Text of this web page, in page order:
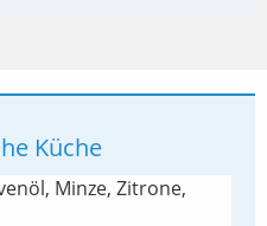
Küche
Minze, Zitrone,